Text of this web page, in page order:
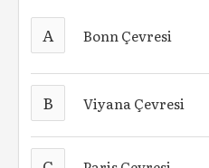
A Bonn Çevresi
B Viyana Çevresi